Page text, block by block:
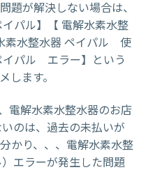
題が解決しない場合は、
パル】【 電解水素水整
素水整水器 ペイパル 使
イパル エラー】という
します。
電解水素水整水器のお店
のは、過去の未払いが
かり、、、電解水素水整
エラーが発生した問題